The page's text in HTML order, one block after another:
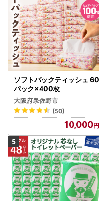
ソフトパックティッシュ 60
パック×400枚
大阪府泉佐野市
(50)
10,000